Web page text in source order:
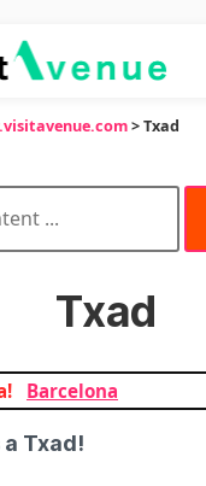
> Txad
Txad
Barcelona
Txad!